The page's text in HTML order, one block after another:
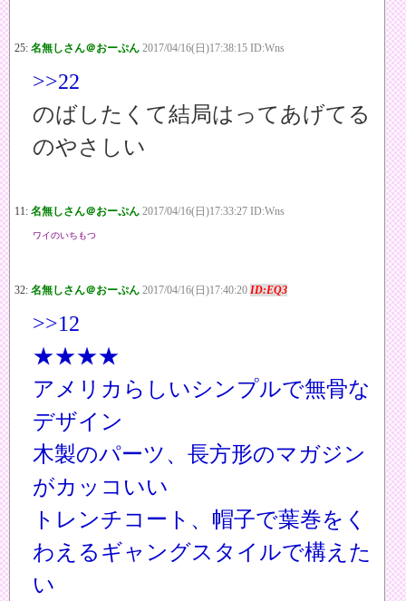
25: 名無しさん＠おーぷん 2017/04/16(日)17:38:15 ID:Wns
>>22
のばしたくて結局はってあげてる
のやさしい
11: 名無しさん＠おーぷん 2017/04/16(日)17:33:27 ID:Wns
ワイのいちもつ
32: 名無しさん＠おーぷん 2017/04/16(日)17:40:20 ID:EQ3
>>12
★★★★
アメリカらしいシンプルで無骨な
デザイン
木製のパーツ、長方形のマガジン
がカッコいい
トレンチコート、帽子で葉巻をく
わえるギャングスタイルで構えた
い